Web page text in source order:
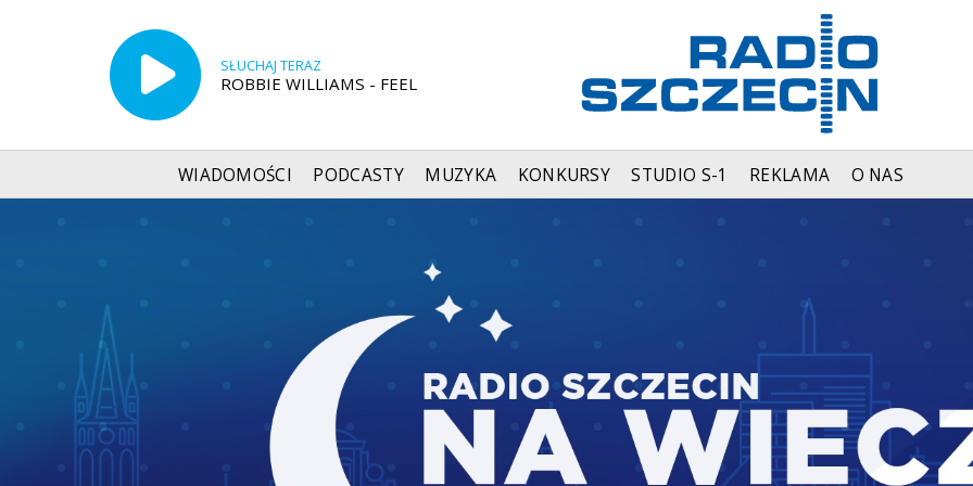
SŁUCHAJ TERAZ
ROBBIE WILLIAMS - FEEL
WIADOMOŚCI PODCASTY MUZYKA KONKURSY STUDIO S-1 REKLAMA O NAS